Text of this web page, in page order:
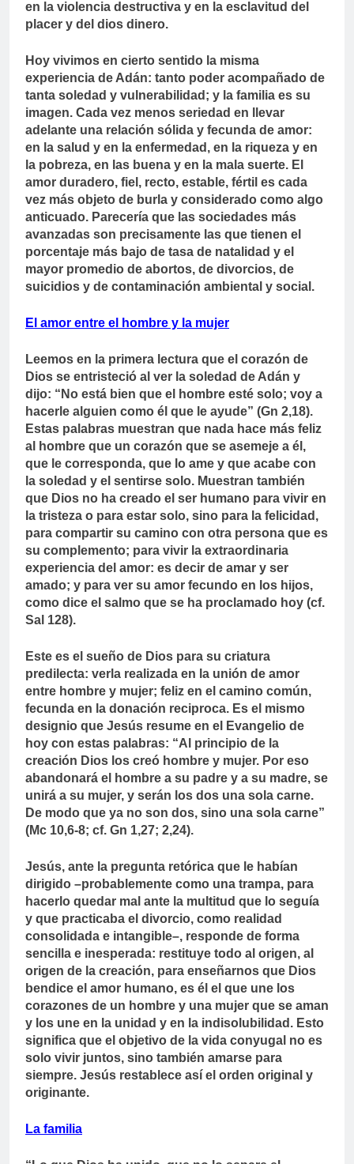
en la violencia destructiva y en la esclavitud del
placer y del dios dinero.
Hoy vivimos en cierto sentido la misma
experiencia de Adán: tanto poder acompañado de
tanta soledad y vulnerabilidad; y la familia es su
imagen. Cada vez menos seriedad en llevar
adelante una relación sólida y fecunda de amor:
en la salud y en la enfermedad, en la riqueza y en
la pobreza, en las buena y en la mala suerte. El
amor duradero, fiel, recto, estable, fértil es cada
vez más objeto de burla y considerado como algo
anticuado. Parecería que las sociedades más
avanzadas son precisamente las que tienen el
porcentaje más bajo de tasa de natalidad y el
mayor promedio de abortos, de divorcios, de
suicidios y de contaminación ambiental y social.
El amor entre el hombre y la mujer
Leemos en la primera lectura que el corazón de
Dios se entristeció al ver la soledad de Adán y
dijo: “No está bien que el hombre esté solo; voy a
hacerle alguien como él que le ayude” (Gn 2,18).
Estas palabras muestran que nada hace más feliz
al hombre que un corazón que se asemeje a él,
que le corresponda, que lo ame y que acabe con
la soledad y el sentirse solo. Muestran también
que Dios no ha creado el ser humano para vivir en
la tristeza o para estar solo, sino para la felicidad,
para compartir su camino con otra persona que es
su complemento; para vivir la extraordinaria
experiencia del amor: es decir de amar y ser
amado; y para ver su amor fecundo en los hijos,
como dice el salmo que se ha proclamado hoy (cf.
Sal 128).
Este es el sueño de Dios para su criatura
predilecta: verla realizada en la unión de amor
entre hombre y mujer; feliz en el camino común,
fecunda en la donación reciproca. Es el mismo
designio que Jesús resume en el Evangelio de
hoy con estas palabras: “Al principio de la
creación Dios los creó hombre y mujer. Por eso
abandonará el hombre a su padre y a su madre, se
unirá a su mujer, y serán los dos una sola carne.
De modo que ya no son dos, sino una sola carne”
(Mc 10,6-8; cf. Gn 1,27; 2,24).
Jesús, ante la pregunta retórica que le habían
dirigido –probablemente como una trampa, para
hacerlo quedar mal ante la multitud que lo seguía
y que practicaba el divorcio, como realidad
consolidada e intangible–, responde de forma
sencilla e inesperada: restituye todo al origen, al
origen de la creación, para enseñarnos que Dios
bendice el amor humano, es él el que une los
corazones de un hombre y una mujer que se aman
y los une en la unidad y en la indisolubilidad. Esto
significa que el objetivo de la vida conyugal no es
solo vivir juntos, sino también amarse para
siempre. Jesús restablece así el orden original y
originante.
La familia